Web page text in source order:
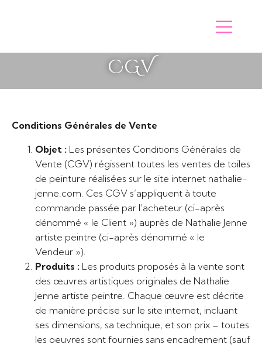
CGV
Conditions Générales de Vente
Objet : Les présentes Conditions Générales de
Vente (CGV) régissent toutes les ventes de toiles
de peinture réalisées sur le site internet nathalie-
jenne.com. Ces CGV s’appliquent à toute
commande passée par l’acheteur (ci-après
dénommé « le Client ») auprès de Nathalie Jenne
artiste peintre (ci-après dénommé « le
Vendeur »).
Produits : Les produits proposés à la vente sont
des œuvres artistiques originales de Nathalie
Jenne artiste peintre. Chaque œuvre est décrite
de manière précise sur le site internet, incluant
ses dimensions, sa technique, et son prix – toutes
les oeuvres sont fournies sans encadrement (sauf